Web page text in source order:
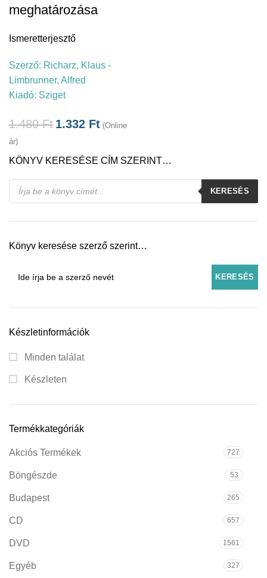
KÖNYV KERESÉSE CÍM SZERINT…
Products
search
KERESÉS
Könyv keresése szerző szerint…
Készletinformációk
Minden találat
Készleten
Termékkategóriák
Akciós Termékek 727
Böngészde 53
Budapest 265
CD 657
DVD 1561
Egyéb 327
meghatározása
Ismeretterjesztő
Szerző: Richarz, Klaus -
Limbrunner, Alfred
Kiadó: Sziget
1.480Ft 1.332 Ft (Online
ár)